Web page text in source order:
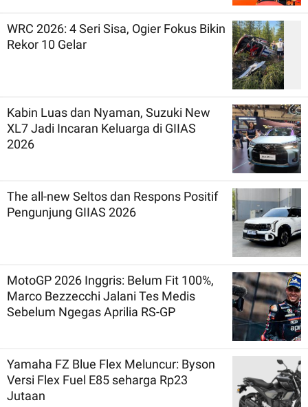
WRC 2026: 4 Seri Sisa, Ogier Fokus Bikin
Rekor 10 Gelar
Kabin Luas dan Nyaman, Suzuki New
XL7 Jadi Incaran Keluarga di GIIAS
2026
The all-new Seltos dan Respons Positif
Pengunjung GIIAS 2026
MotoGP 2026 Inggris: Belum Fit 100%,
Marco Bezzecchi Jalani Tes Medis
Sebelum Ngegas Aprilia RS-GP
Yamaha FZ Blue Flex Meluncur: Byson
Versi Flex Fuel E85 seharga Rp23
Jutaan